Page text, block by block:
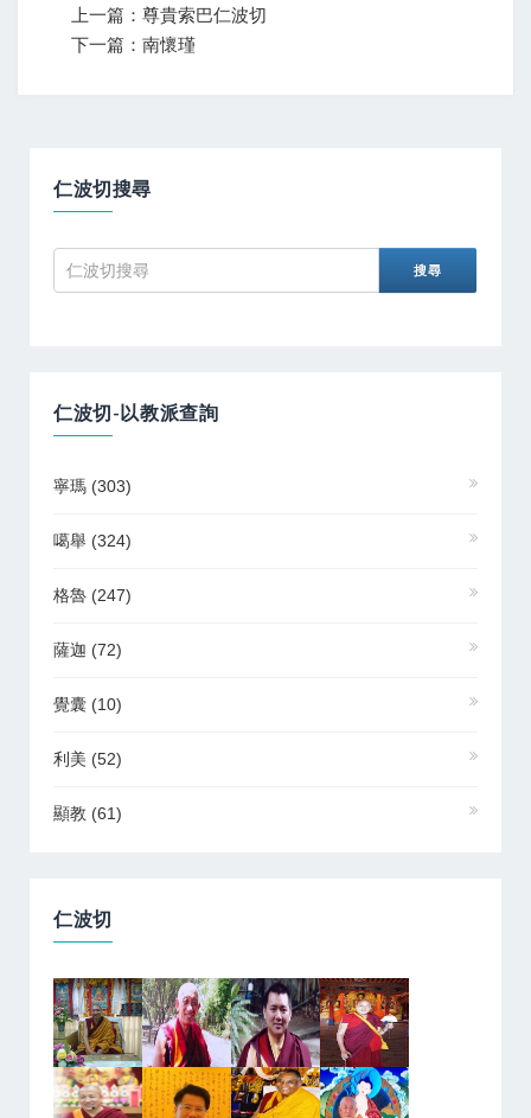
上一篇：尊貴索巴仁波切
下一篇：南懷瑾
仁波切搜尋
仁波切-以教派查詢
寧瑪 (303)
噶舉 (324)
格魯 (247)
薩迦 (72)
覺囊 (10)
利美 (52)
顯教 (61)
仁波切